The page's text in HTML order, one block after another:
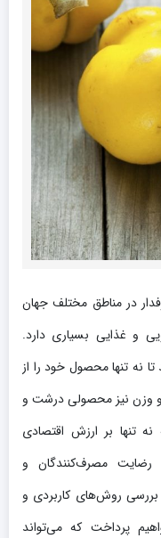
در مناطق مختلف جهان
و غذایی بسیاری دارد.
نه تنها محصول خود را از
و وزن نیز محصولی درشت و
تنها بر ارزش اقتصادی
رضایت مصرف‌کنندگان و
بررسی روش‌های کاربردی و
پرداخت که می‌تواند